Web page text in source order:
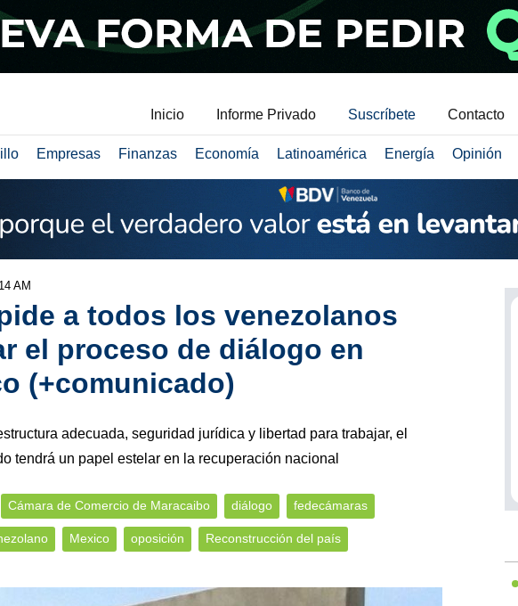
Inicio Informe Privado Suscríbete Contacto
Empresas Finanzas Economía Latinoamérica Energía Opinión
AM
a todos los venezolanos
el proceso de diálogo en
(+comunicado)
adecuada, seguridad jurídica y libertad para trabajar, el
tendrá un papel estelar en la recuperación nacional
Cámara de Comercio de Maracaibo diálogo fedecámaras
Mexico oposición Reconstrucción del país